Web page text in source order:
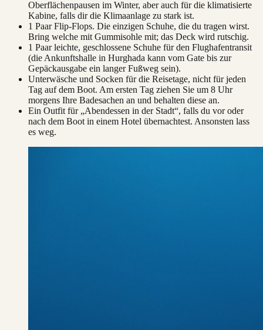
Oberflächenpausen im Winter, aber auch für die klimatisierte
Kabine, falls dir die Klimaanlage zu stark ist.
1 Paar Flip-Flops. Die einzigen Schuhe, die du tragen wirst.
Bring welche mit Gummisohle mit; das Deck wird rutschig.
1 Paar leichte, geschlossene Schuhe für den Flughafentransit
(die Ankunftshalle in Hurghada kann vom Gate bis zur
Gepäckausgabe ein langer Fußweg sein).
Unterwäsche und Socken für die Reisetage, nicht für jeden
Tag auf dem Boot. Am ersten Tag ziehen Sie um 8 Uhr
morgens Ihre Badesachen an und behalten diese an.
Ein Outfit für „Abendessen in der Stadt“, falls du vor oder
nach dem Boot in einem Hotel übernachtest. Ansonsten lass
es weg.